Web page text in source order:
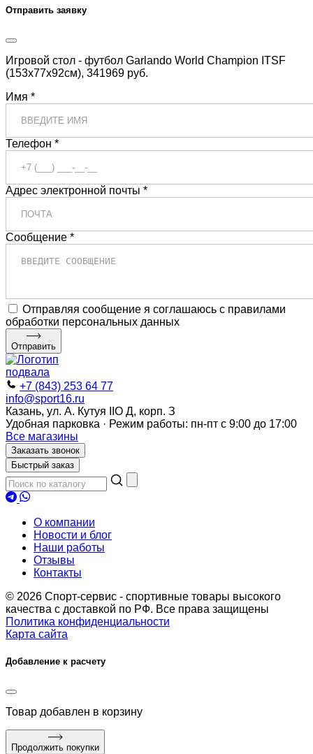
Отправить заявку
Игровой стол - футбол Garlando World Champion ITSF
(153x77x92см), 341969 руб.
Имя *
Телефон *
Адрес электронной почты *
Сообщение *
Отправляя сообщение я соглашаюсь с правилами
обработки персональных данных
Отправить
+7 (843) 253 64 77
info@sport16.ru
Казань, ул. А. Кутуя IIO Д, корп. З
Удобная парковка · Режим работы: пн-пт с 9:00 до 17:00
Все магазины
Заказать звонок
Быстрый заказ
О компании
Новости и блог
Наши работы
Отзывы
Контакты
© 2026 Спорт-сервис - спортивные товары высокого
качества с доставкой по РФ. Все права защищены
Политика конфиденциальности
Карта сайта
Добавление к расчету
Товар добавлен в корзину
Продолжить покупки